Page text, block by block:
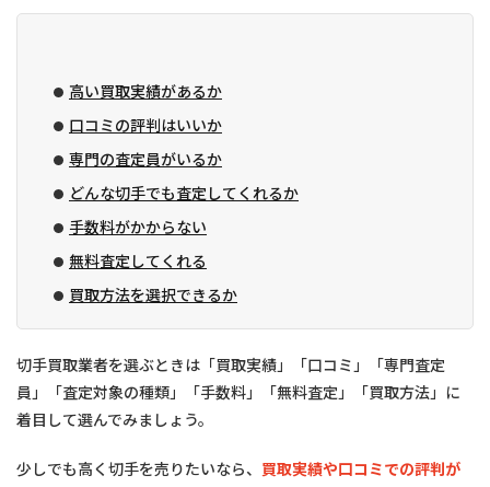
高い買取実績があるか
口コミの評判はいいか
専門の査定員がいるか
どんな切手でも査定してくれるか
手数料がかからない
無料査定してくれる
買取方法を選択できるか
切手買取業者を選ぶときは「買取実績」「口コミ」「専門査定
員」「査定対象の種類」「手数料」「無料査定」「買取方法」に
着目して選んでみましょう。
少しでも高く切手を売りたいなら、 買取実績や口コミでの評判が